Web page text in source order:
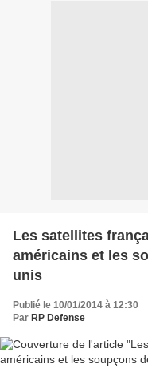
Les satellites
américains et les
unis
Publié le 10/01/2014 à 12:30
Par RP Defense